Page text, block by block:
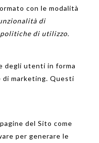
con le modalità
di
di utilizzo.
degli utenti in forma
di marketing. Questi
del Sito come
per generare le